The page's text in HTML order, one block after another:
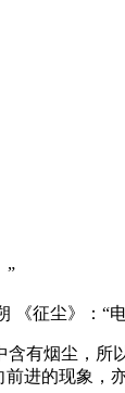
”
《征尘》：“
有烟尘，
进的现象，亦